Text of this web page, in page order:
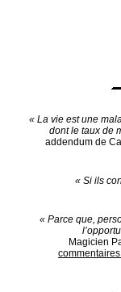
« La vie est une
dont le taux de
addendum de
« Si ils
« Parce que,
Magicien